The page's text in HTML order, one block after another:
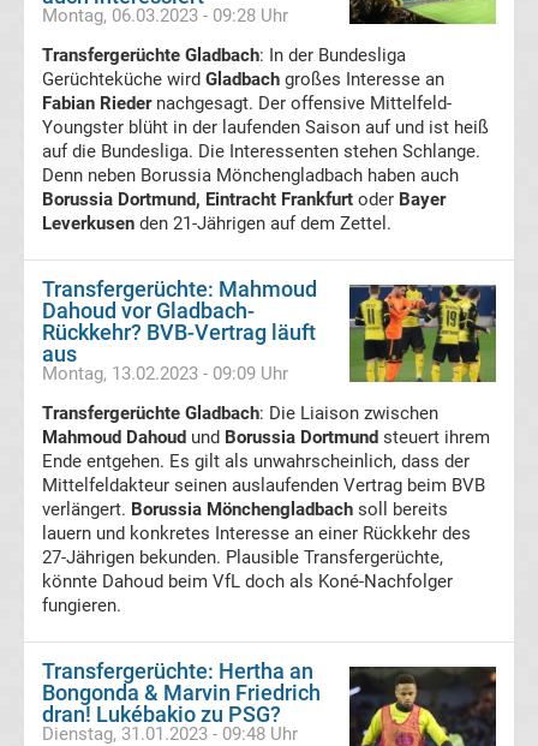
Transfergerüchte
SpVgg
Unterhaching
Transfergerüchte
SV
Darmstadt
98
Transfergerüchte
Meppen
Transfergerüchte
Waldhof
Montag, 06.03.2023 - 09:28 Uhr
Transfergerüchte Gladbach: In der Bundesliga
Gerüchteküche wird Gladbach großes Interesse an
Fabian Riedernachgesagt. Der offensive Mittelfeld-
Youngster blüht in der laufenden Saison auf und ist heiß
auf die Bundesliga. Die Interessenten stehen Schlange.
Denn neben Borussia Mönchengladbach haben auch
Borussia Dortmund, Eintracht Frankfurt oder Bayer
Leverkusen den 21-Jährigen auf dem Zettel.
Transfergerüchte: Mahmoud
Dahoud vor Gladbach-
Rückkehr? BVB-Vertrag läuft
aus
Montag, 13.02.2023 - 09:09 Uhr
Transfergerüchte Gladbach: Die Liaison zwischen
Mahmoud Dahoud und Borussia Dortmund steuert ihrem
Ende entgehen. Es gilt als unwahrscheinlich, dass der
Mittelfeldakteur seinen auslaufenden Vertrag beim BVB
verlängert. Borussia Mönchengladbach soll bereits
lauern und konkretes Interesse an einer Rückkehr des
27-Jährigen bekunden. Plausible Transfergerüchte,
könnte Dahoud beim VfL doch als Koné-Nachfolger
fungieren.
Transfergerüchte: Hertha an
Bongonda & Marvin Friedrich
dran! Lukébakio zu PSG?
Dienstag, 31.01.2023 - 09:48 Uhr